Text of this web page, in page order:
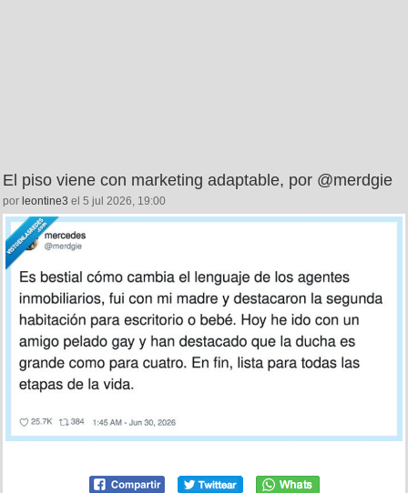
El piso viene con marketing adaptable, por @merdgie
por leontine3 el 5 jul 2026, 19:00